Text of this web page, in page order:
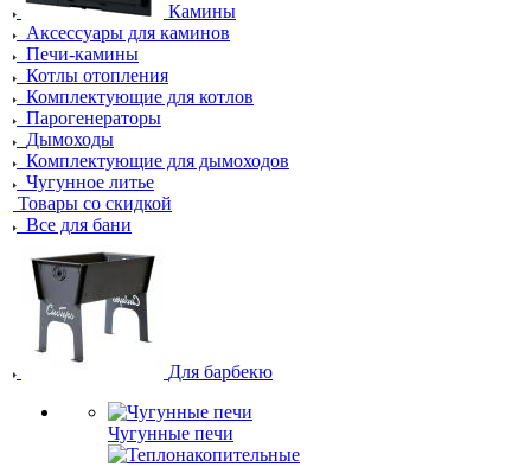
Камины
Аксессуары для каминов
Печи-камины
Котлы отопления
Комплектующие для котлов
Парогенераторы
Дымоходы
Комплектующие для дымоходов
Чугунное литье
Товары со скидкой
Все для бани
Для барбекю
Чугунные печи